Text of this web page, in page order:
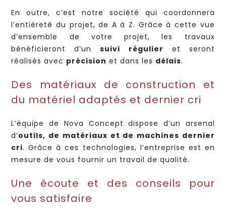
En outre, c’est notre société qui coordonnera
l’entièreté du projet, de A à Z. Grâce à cette vue
d’ensemble de votre projet, les travaux
bénéficieront d’unsuivi régulier et seront
réalisés avec précision et dans les délais.
Des matériaux de construction et
du matériel adaptés et dernier cri
L’équipe de Nova Concept dispose d’un arsenal
d’outils, de matériaux et de machines dernier
cri. Grâce à ces technologies, l’entreprise est en
mesure de vous fournir un travail de qualité.
Une écoute et des conseils pour
vous satisfaire